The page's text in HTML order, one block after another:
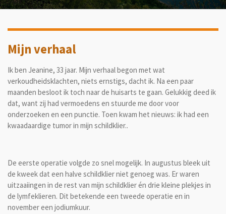
Mijn verhaal
Ik ben Jeanine, 33 jaar. Mijn verhaal begon met wat
verkoudheidsklachten, niets ernstigs, dacht ik. Na een paar
maanden besloot ik toch naar de huisarts te gaan. Gelukkig deed ik
dat, want zij had vermoedens en stuurde me door voor
onderzoeken en een punctie. Toen kwam het nieuws: ik had een
kwaadaardige tumor in mijn schildklier..
De eerste operatie volgde zo snel mogelijk. In augustus bleek uit
de kweek dat een halve schildklier niet genoeg was. Er waren
uitzaaiingen in de rest van mijn schildklier én drie kleine plekjes in
de lymfeklieren. Dit betekende een tweede operatie en in
november een jodiumkuur.